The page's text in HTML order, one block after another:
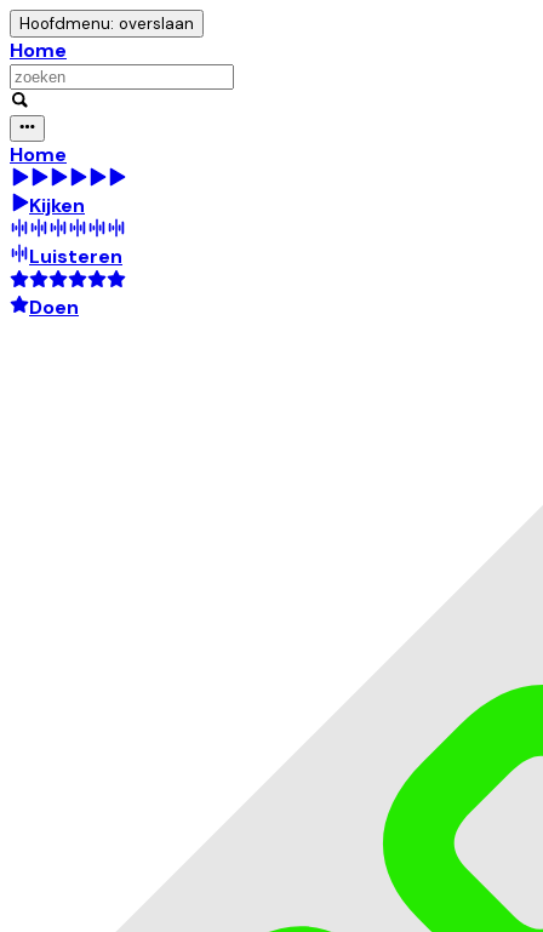
Hoofdmenu: overslaan
Home
Home
Kijken
Luisteren
Doen